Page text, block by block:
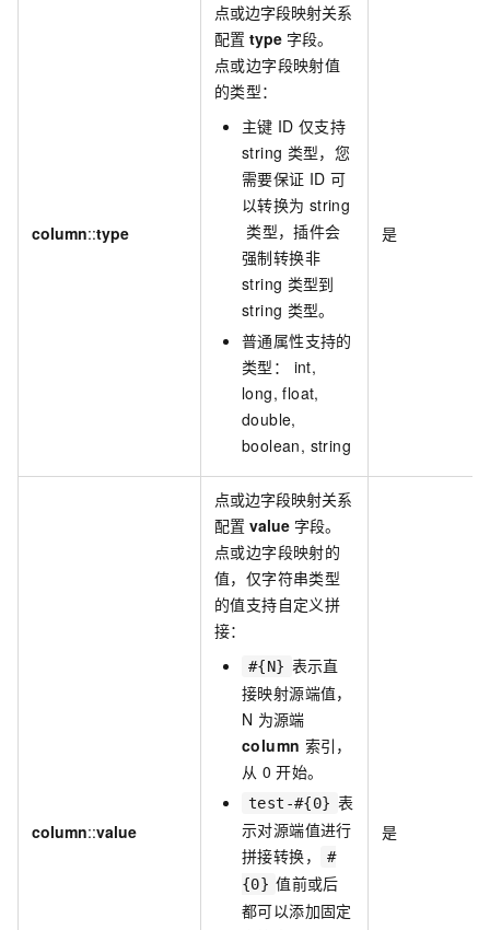
column::type
点或边字段映射关系
配置 type 字段。
点或边字段映射值
的类型：
主键 ID 仅支持
string 类型，您
需要保证 ID 可
以转换为 string
类型，插件会
强制转换非
string 类型到
string 类型。
普通属性支持的
类型： int,
long,float,
double,
boolean, string
是
column::value
点或边字段映射关系
配置 value 字段。
点或边字段映射的
值，仅字符串类型
的值支持自定义拼
接：
#{N} 表示直
接映射源端值，
N 为源端
column 索引，
从 0 开始。
test-#{0} 表
示对源端值进行
拼接转换，
#
{0} 值前或后
都可以添加固定
是